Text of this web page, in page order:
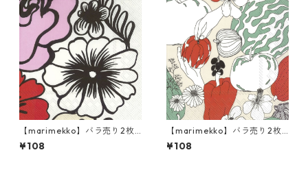
【marimekko】バラ売り2枚
カクテルサイズ ペーパーナプ
キン ELAKOON ELAMA ホワ
¥108
【marimekko】バラ売り2枚
カクテルサイズ ペーパーナプ
キン VIHANNESMAA リネン
¥108